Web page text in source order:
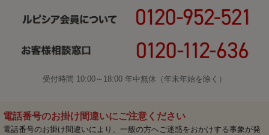
受付時間 10:00～18:00 年中無休（年末年始を除く）
電話番号のお掛け間違いにご注意ください
電話番号のお掛け間違いにより、一般の方へご迷惑をおかけする事象が発